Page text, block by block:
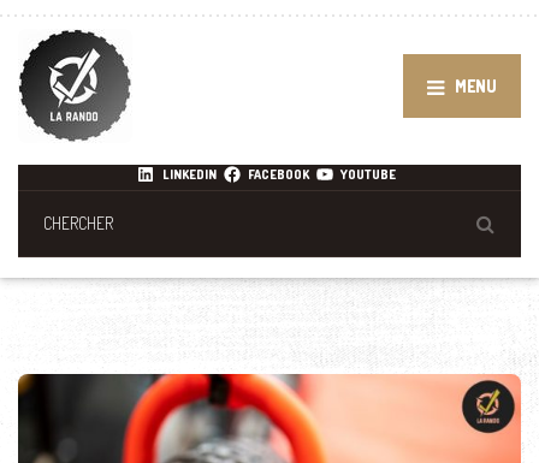
MENU
LINKEDIN FACEBOOK YOUTUBE